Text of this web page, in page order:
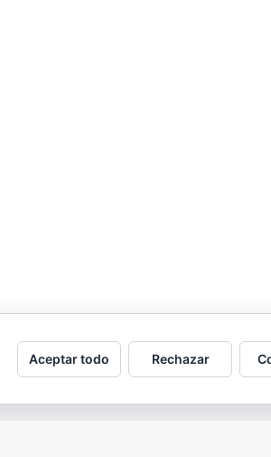
2026 © Asociación Vecinal
Aceptar todo Rechazar